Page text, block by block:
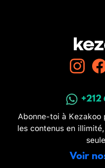
+212
Abonne-toi à
les contenus en
Voir